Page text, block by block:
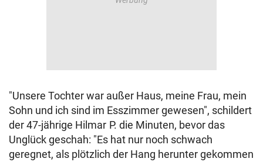
"Unsere Tochter war außer Haus, meine Frau, mein
Sohn und ich sind im Esszimmer gewesen", schildert
der 47-jährige Hilmar P. die Minuten, bevor das
Unglück geschah: "Es hat nur noch schwach
geregnet, als plötzlich der Hang herunter gekommen